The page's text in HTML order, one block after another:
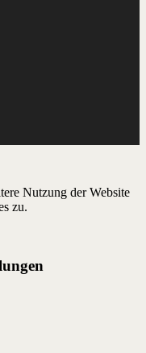
Nutzung der Website
zu.